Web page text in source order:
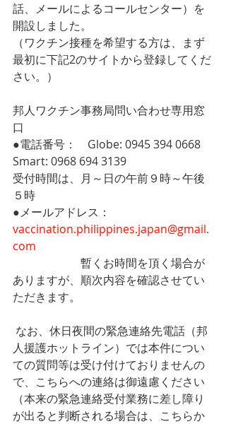
話、メールによるコールセンター）を
開設しました。
（ワクチン接種を希望する方は、まず
最初に下記2のサイトから登録してくだ
さい。）
邦人ワクチン事務局問い合わせ専用窓
口
●電話番号：　Globe: 0945 394 0668
Smart: 0968 694 3139
受付時間は、月～日の午前９時～午後
５時
●メールアドレス：
vaccination.philippines.japan@gmail.
com
暫くお時間を頂く場合が
ありますが、順次内容を確認させてい
ただきます。
人援護ホットライン）では本件につい
ての質問等は受け付けておりませんの
で、こちらへの連絡は御遠慮ください
（本来の緊急連絡受付業務に差し障り
が出ると判断される場合は、こちらか